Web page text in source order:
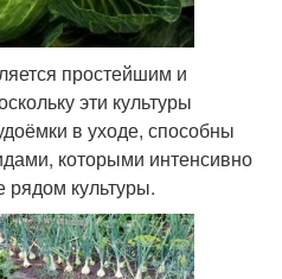
простейшим и
эти культуры
в уходе, способны
которыми интенсивно
рядом культуры.